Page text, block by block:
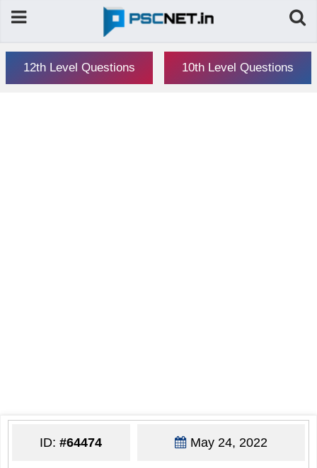
12th Level Questions 10th Level Questions
ID:#64474 May 24, 2022